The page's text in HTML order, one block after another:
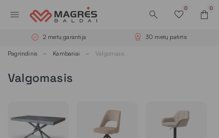
0 0
2 metų garantija 30 metų patirtis
Pagrindinis Kambariai Valgomasis
Valgomasis